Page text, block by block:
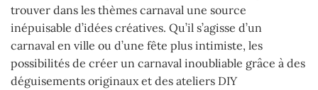
trouver dans les thèmes carnaval une source
inépuisable d’idées créatives. Qu’il s’agisse d’un
carnaval en ville ou d’une fête plus intimiste, les
possibilités de créer un carnaval inoubliable grâce à des
déguisements originaux et des ateliers DIY